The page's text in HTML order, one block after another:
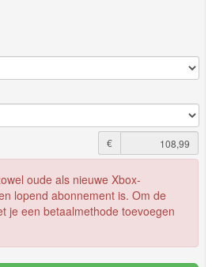
€
oude als nieuwe Xbox-
lopend abonnement is. Om de
je een betaalmethode toevoegen